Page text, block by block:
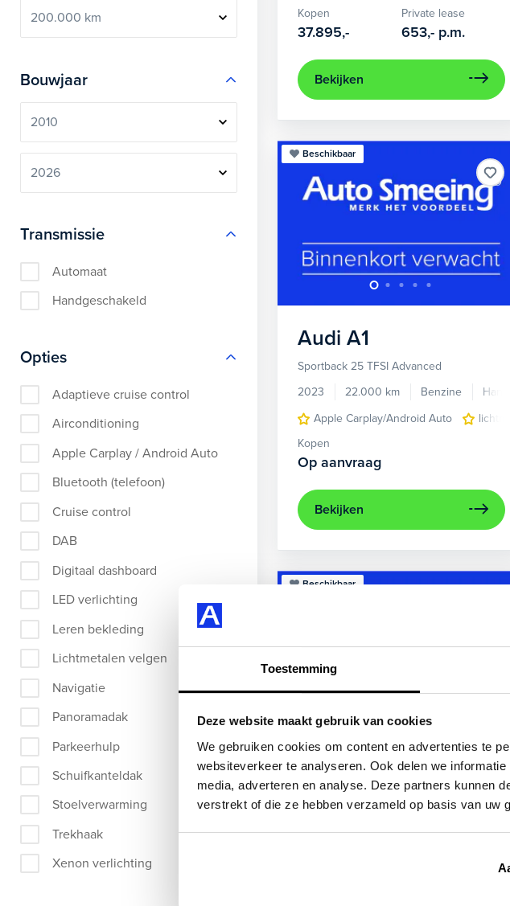
Toestemming
Deze website maakt gebruik van cookies
We gebruiken cookies om content en advertenties te
websiteverkeer te analyseren. Ook delen we
media, adverteren en analyse. Deze partners kunnen
verstrekt of die ze hebben verzameld op basis van uw
Bouwjaar
Transmissie
Automaat
Handgeschakeld
Opties
Adaptieve cruise control
Airconditioning
Apple Carplay / Android Auto
Bluetooth (telefoon)
Cruise control
DAB
Digitaal dashboard
LED verlichting
Leren bekleding
Lichtmetalen velgen
Navigatie
Panoramadak
Parkeerhulp
Schuifkanteldak
Stoelverwarming
Trekhaak
Xenon verlichting
Kopen
37.895,-
Private lease
653,- p.m.
Bekijken
Beschikbaar
Audi A1
Sportback 25 TFSI Advanced
2023
22.000 km Benzine
Apple Carplay/Android Auto
Kopen
Op aanvraag
Bekijken
Beschikbaar
Audi A3
Sportback 40 TFSIe Plug-In